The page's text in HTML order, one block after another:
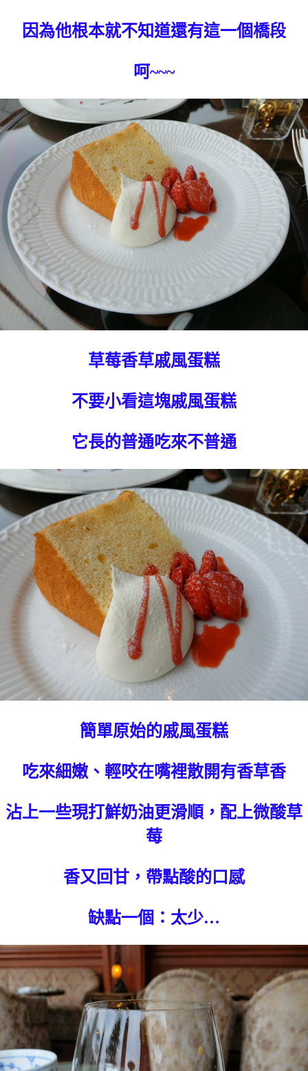
因為他根本就不知道還有這一個橋段
呵~~~
草莓香草戚風蛋糕
不要小看這塊戚風蛋糕
它長的普通吃來不普通
簡單原始的戚風蛋糕
吃來細嫩、輕咬在嘴裡散開有香草香
沾上一些現打鮮奶油更滑順，配上微酸草
莓
香又回甘，帶點酸的口感
缺點一個：太少…